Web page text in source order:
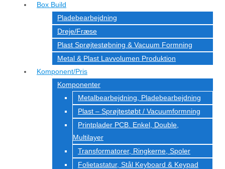
Box Build
Pladebearbejdning
Dreje/Fræse
Plast Sprøjtestøbning & Vacuum Formning
Metal & Plast Lavvolumen Produktion
Komponent/Pris
Komponenter
Metalbearbejdning, Pladebearbejdning
Plast – Sprøjtestøbt / Vacuumformning
Printplader PCB. Enkel, Double,
Multilayer
Transformatorer, Ringkerne, Spoler
Folietastatur, Stål Keyboard & Keypad